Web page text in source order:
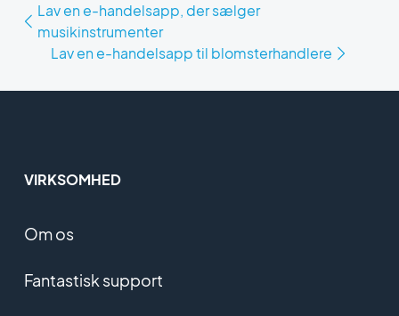
Lav en e-handelsapp, der sælger
musikinstrumenter
Lav en e-handelsapp til blomsterhandlere
VIRKSOMHED
Om os
Fantastisk support